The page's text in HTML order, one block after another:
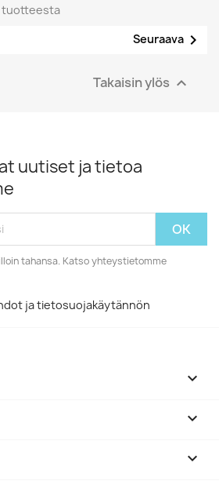
tuotteesta
Seuraava 
Takaisin ylös 
uutiset ja tietoa
tahansa. Katso yhteystietomme
ja tietosuojakäytännön


